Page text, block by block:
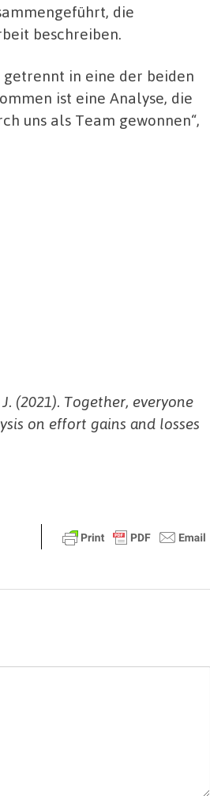
die
beschreiben.
in eine der beiden
ist eine Analyse, die
uns als Team gewonnen“,
(2021). Together, everyone
on effort gains and losses